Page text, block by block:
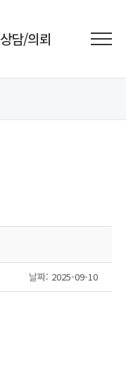
상담/의뢰
날짜: 2025-09-10